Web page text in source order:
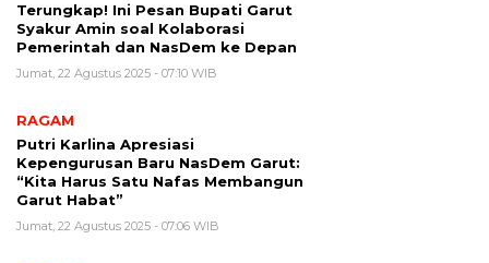
Terungkap! Ini Pesan Bupati Garut
Syakur Amin soal Kolaborasi
Pemerintah dan NasDem ke Depan
Jumat, 22 Agustus 2025 - 07:10 WIB
RAGAM
Putri Karlina Apresiasi
Kepengurusan Baru NasDem Garut:
“Kita Harus Satu Nafas Membangun
Garut Habat”
Jumat, 22 Agustus 2025 - 07:06 WIB